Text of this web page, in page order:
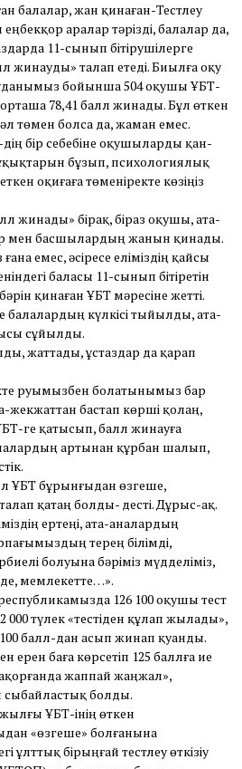
балалар, жан қинаған-Тестлеу
аралар тәрізді, балалар да,
11-сынып бітірушілерге
жинауды» талап етеді. Биылға оқу
бойынша 504 оқушы ҰБТ-
78,41 балл жинады. Бұл өткен
төмен болса да, жаман емес.
бір себебіне оқушыларды қан-
бұзып, психологиялық
оқиғаға төменіректе көзіңіз
жинады» бірақ, біраз оқушы, ата-
мен басшылардың жанын қинады.
емес, әсіресе еліміздің қайсы
баласы 11-сынып бітіретін
қинаған ҰБТ мәресіне жетті.
балалардың күлкісі тыйылды, ата-
сұйылды.
жаттады, ұстаздар да қарап
руымызбен болатынымыз бар
жекжаттан бастап көрші қолаң,
ге қатысып, балл жинауға
артынан құрбан шалып,
ҰБТ бұрынғыдан өзгеше,
қатаң болды- десті. Дұрыс-ақ.
ертеңі, ата-аналардың
терең білімді,
болуына бәріміз мүдделіміз,
мемлекетте…».
126 100 оқушы тест
000 түлек «тестіден құлап жылады»,
100 балл-дан асып жинап қуанды.
ерен баға көрсетіп 125 баллға ие
жаппай жаңжал»,
болды.
жылғы ҰБТ-інің өткен
«өзгеше» болғанына
ұлттық бірыңғай тестлеу өткізіу